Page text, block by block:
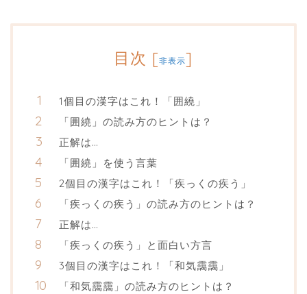
目次 [非表示]
1個目の漢字はこれ！「囲繞」
「囲繞」の読み方のヒントは？
正解は…
「囲繞」を使う言葉
2個目の漢字はこれ！「疾っくの疾う」
「疾っくの疾う」の読み方のヒントは？
正解は…
「疾っくの疾う」と面白い方言
3個目の漢字はこれ！「和気靄靄」
「和気靄靄」の読み方のヒントは？